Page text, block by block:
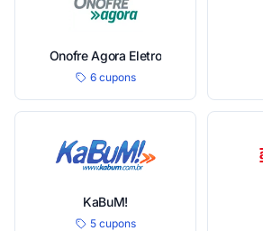
Onofre Agora Eletro
6 cupons
KaBuM!
5 cupons